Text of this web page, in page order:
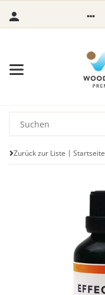
Zurück zur Liste Startseite